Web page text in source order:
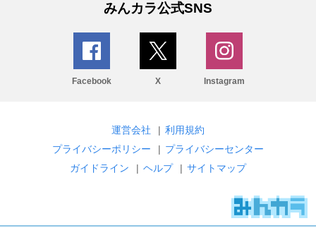
みんカラ公式SNS
Facebook X Instagram
運営会社 | 利用規約
プライバシーポリシー
| プライバシーセンター
ガイドライン
| ヘルプ | サイトマップ